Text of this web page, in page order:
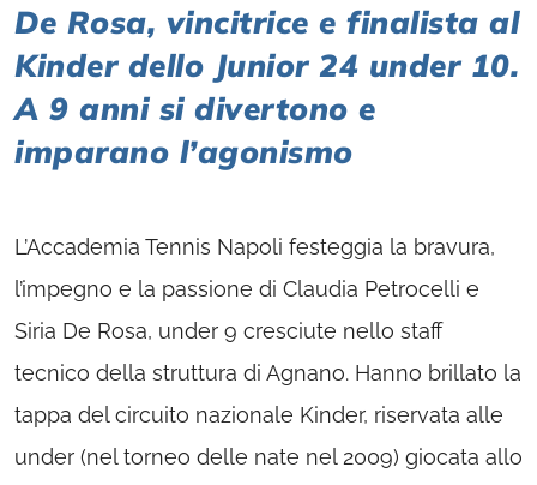
De Rosa, vincitrice e finalista al
Kinder dello Junior 24 under 10.
A 9 anni si divertono e
imparano l’agonismo
L’Accademia Tennis Napoli festeggia la bravura,
l’impegno e la passione di Claudia Petrocelli e
Siria De Rosa, under 9 cresciute nello staff
tecnico della struttura di Agnano. Hanno brillato la
tappa del circuito nazionale Kinder, riservata alle
under (nel torneo delle nate nel 2009) giocata allo